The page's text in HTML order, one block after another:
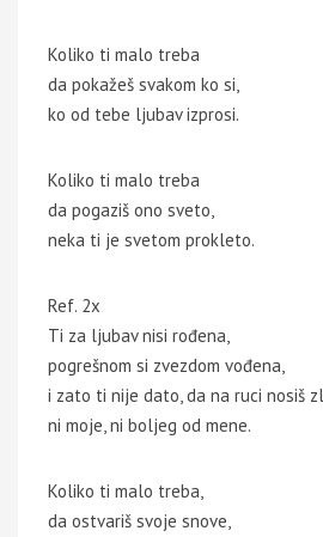
Koliko ti malo treba
da pokažeš svakom ko si,
ko od tebe ljubav izprosi.
Koliko ti malo treba
da pogaziš ono sveto,
neka ti je svetom prokleto.
Ref. 2x
Ti za ljubav nisi rođena,
pogrešnom si zvezdom vođena,
i zato ti nije dato, da na ruci nosiš
ni moje, ni boljeg od mene.
Koliko ti malo treba,
da ostvariš svoje snove,